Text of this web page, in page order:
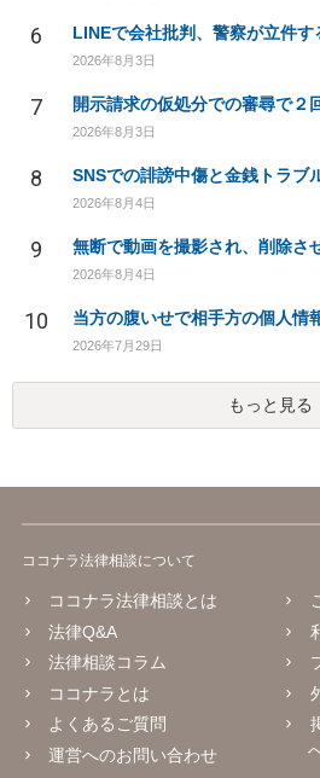
6 LINEで会社批判、警察が立件す
2026年8月3日
7
2026年8月3日
8 SNSでの誹謗中傷と金銭トラブ
2026年8月4日
9
2026年8月4日
10
2026年7月29日
もっと見る
ココナラ法律相談について
ココナラ法律相談とは
法律Q&A
法律相談コラム
ココナラとは
よくあるご質問
運営へのお問い合わせ